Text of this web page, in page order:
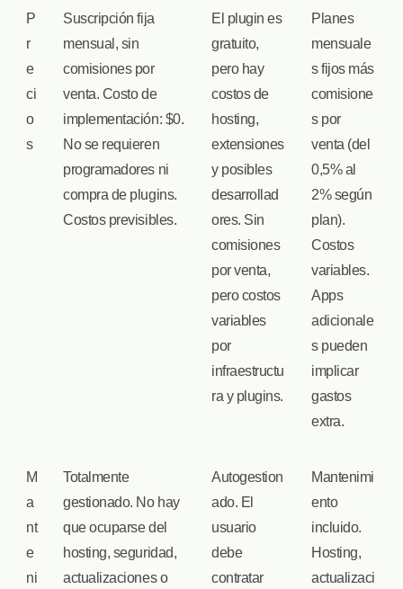
P
r
e
ci
o
s
Suscripción fija
mensual, sin
comisiones por
venta. Costo de
implementación: $0.
No se requieren
programadores ni
compra de plugins.
Costos previsibles.
El plugin es
gratuito,
pero hay
costos de
hosting,
extensiones
y posibles
desarrollad
ores. Sin
comisiones
por venta,
pero costos
variables
por
infraestructu
ra y plugins.
Planes
mensuale
s fijos más
comisione
s por
venta (del
0,5% al
2% según
plan).
Costos
variables.
Apps
adicionale
s pueden
implicar
gastos
extra.
M
a
nt
e
ni
Totalmente
gestionado. No hay
que ocuparse del
hosting, seguridad,
actualizaciones o
Autogestion
ado. El
usuario
debe
contratar
Mantenimi
ento
incluido.
Hosting,
actualizaci